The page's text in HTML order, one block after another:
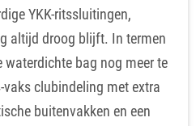
YKK-ritssluitingen,
altijd droog blijft. In termen
bag nog meer te
vaks clubindeling met extra
buitenvakken en een